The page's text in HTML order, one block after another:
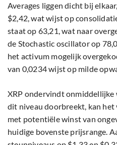
Averages liggen dicht bij
$2,42, wat wijst op
staat op 63,21, wat naar
de Stochastic oscillator op
het activum mogelijk
van 0,0234 wijst op milde
XRP ondervindt onmiddellijke
dit niveau doorbreekt, kan het
met potentiële winst van
huidige bovenste prijsrange.